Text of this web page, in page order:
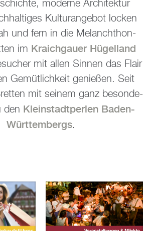
mo­der­ne Ar­chi­tek­tur
Kul­tur­ange­bot lo­cken
und fern in die Me­lan­chthon­
im Kraich­gau­er Hü­gel­land
mit allen Sin­nen das Flair
Ge­müt­lich­keit ge­nie­ßen. Seit
mit sei­nem ganz be­son­de­
den Klein­stadt­per­len Baden-
Würt­tem­bergs.